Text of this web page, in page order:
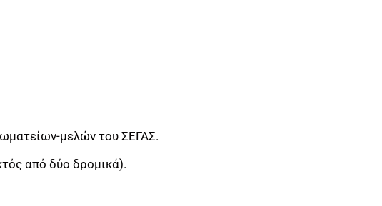
μελών του ΣΕΓΑΣ.
από δύο δρομικά).